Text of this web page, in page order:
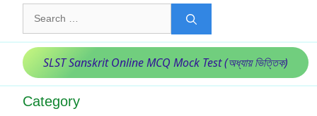
for:
SLST Sanskrit Online MCQ Mock Test (অধ্যায় ভিত্তিক)
Category